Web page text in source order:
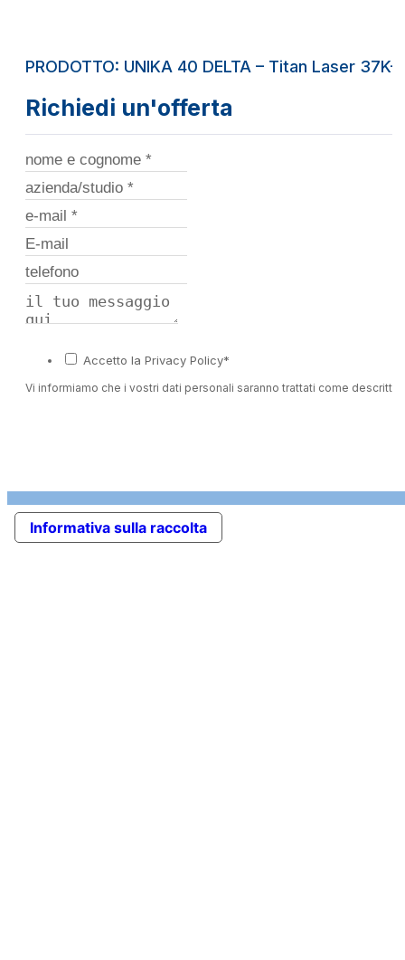
PRODOTTO: UNIKA 40 DELTA – Titan Laser 37K-
Richiedi un'offerta
Accetto la Privacy Policy*
Vi informiamo che i vostri dati personali saranno trattati come descritto
Informativa sulla raccolta